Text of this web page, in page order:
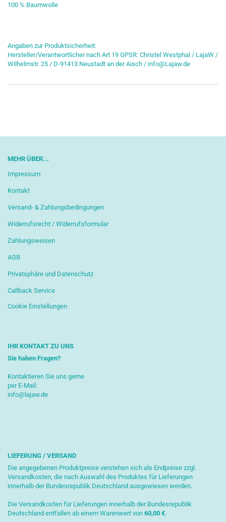
100 % Baumwolle
Angaben zur Produktsicherheit:
Hersteller/Verantwortlicher nach Art 19 GPSR: Christel Westphal / LajaW /
Wilhelmstr. 25 / D-91413 Neustadt an der Aisch / info@Lajaw.de
MEHR ÜBER...
Impressum
Kontakt
Versand- & Zahlungsbedingungen
Widerrufsrecht / Widerrufsformular
Zahlungsweisen
AGB
Privatsphäre und Datenschutz
Callback Service
Cookie Einstellungen
IHR KONTAKT ZU UNS
Sie haben Fragen?
Kontaktieren Sie uns gerne
per E-Mail:
info@lajaw.de
LIEFERUNG / VERSAND
Die angegebenen Produktpreise verstehen sich als Endpreise zzgl.
Versandkosten, die nach Auswahl des Produktes für Lieferungen
innerhalb der Bundesrepublik Deutschland ausgewiesen werden.
Die Versandkosten für Lieferungen innerhalb der Bundesrepublik
Deutschland entfallen ab einem Warenwert von 60,00 €.